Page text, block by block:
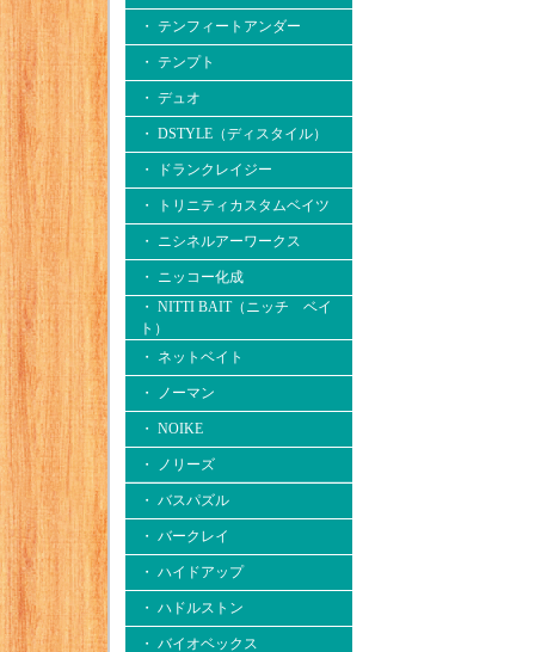
・ テンフィートアンダー
・ テンプト
・ デュオ
・ DSTYLE（ディスタイル）
・ ドランクレイジー
・ トリニティカスタムベイツ
・ ニシネルアーワークス
・ ニッコー化成
・ NITTI BAIT（ニッチ ベイ
ト）
・ ネットベイト
・ ノーマン
・ NOIKE
・ ノリーズ
・ バスパズル
・ バークレイ
・ ハイドアップ
・ ハドルストン
・ バイオベックス